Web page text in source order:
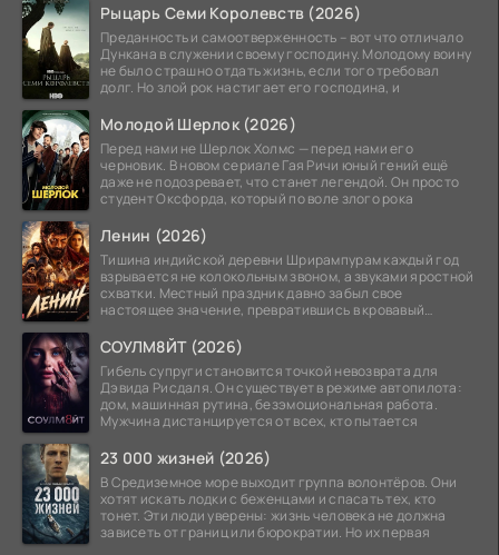
Рыцарь Семи Королевств (2026)
Преданность и самоотверженность – вот что отличало
Дункана в служении своему господину. Молодому воину
не было страшно отдать жизнь, если того требовал
долг. Но злой рок настигает его господина, и
Молодой Шерлок (2026)
Перед нами не Шерлок Холмс — перед нами его
черновик. В новом сериале Гая Ричи юный гений ещё
даже не подозревает, что станет легендой. Он просто
студент Оксфорда, который по воле злого рока
Ленин (2026)
Тишина индийской деревни Шрирампурам каждый год
взрывается не колокольным звоном, а звуками яростной
схватки. Местный праздник давно забыл свое
настоящее значение, превратившись в кровавый
СОУЛМ8ЙТ (2026)
Гибель супруги становится точкой невозврата для
Дэвида Рисдаля. Он существует в режиме автопилота:
дом, машинная рутина, безэмоциональная работа.
Мужчина дистанцируется от всех, кто пытается
23 000 жизней (2026)
В Средиземное море выходит группа волонтёров. Они
хотят искать лодки с беженцами и спасать тех, кто
тонет. Эти люди уверены: жизнь человека не должна
зависеть от границ или бюрократии. Но их первая